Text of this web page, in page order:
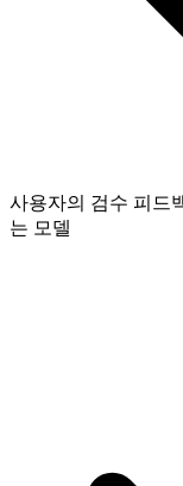
사용자의 검수 피드
는 모델